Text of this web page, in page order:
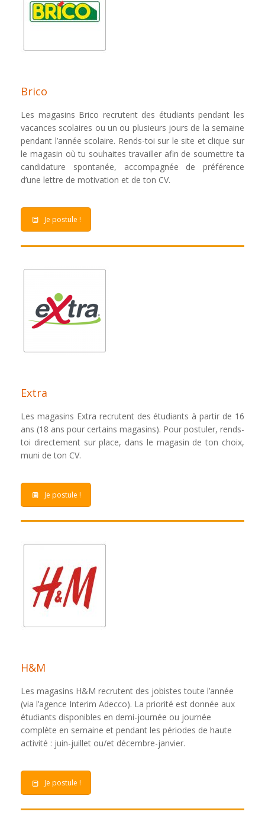
Brico
Les magasins Brico recrutent des étudiants pendant les
vacances scolaires ou un ou plusieurs jours de la semaine
pendant l’année scolaire. Rends-toi sur le site et clique sur
le magasin où tu souhaites travailler afin de soumettre ta
candidature spontanée, accompagnée de préférence
d’une lettre de motivation et de ton CV.
Je postule !
Extra
Les magasins Extra recrutent des étudiants à partir de 16
ans (18 ans pour certains magasins). Pour postuler, rends-
toi directement sur place, dans le magasin de ton choix,
muni de ton CV.
Je postule !
H&M
Les magasins H&M recrutent des jobistes toute l’année
(via l’agence Interim Adecco). La priorité est donnée aux
étudiants disponibles en demi-journée ou journée
complète en semaine et pendant les périodes de haute
activité : juin-juillet ou/et décembre-janvier.
Je postule !